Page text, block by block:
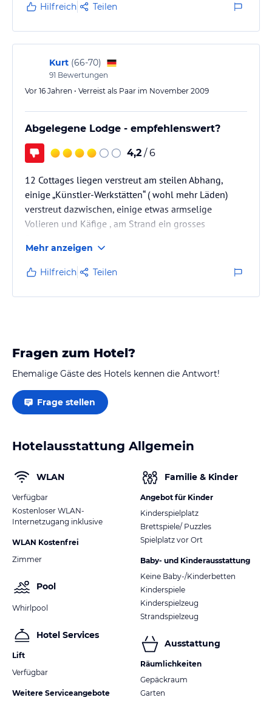
Hilfreich Teilen
Kurt (66-70)
91 Bewertungen
Vor 16 Jahren • Verreist als Paar im November 2009
Abgelegene Lodge - empfehlenswert?
4,2 / 6
12 Cottages liegen verstreut am steilen Abhang,
einige „Künstler-Werkstätten“ ( wohl mehr Läden)
verstreut dazwischen, einige etwas armselige
Volieren und Käfige , am Strand ein grosses
Die Zimmer wirken zunächst einladend, dann aber
steril und karg. Ein leerer Kühlschrank, all die kleinen
üblichen Utensilien wie Seife, Gel und dergl. mehr,
fehlen, selbst die Zahnputzgläser.
Mehr anzeigen
Hilfreich Teilen
Fragen zum Hotel?
Ehemalige Gäste des Hotels kennen die Antwort!
Frage stellen
Hotelausstattung Allgemein
WLAN
Verfügbar
Kostenloser WLAN-
Internetzugang inklusive
WLAN Kostenfrei
Zimmer
Pool
Whirlpool
Hotel Services
Lift
Verfügbar
Weitere Serviceangebote
Familie & Kinder
Angebot für Kinder
Kinderspielplatz
Brettspiele/ Puzzles
Spielplatz vor Ort
Baby- und Kinderausstattung
Keine Baby-/Kinderbetten
Kinderspiele
Kinderspielzeug
Strandspielzeug
Ausstattung
Räumlichkeiten
Gepäckraum
Garten